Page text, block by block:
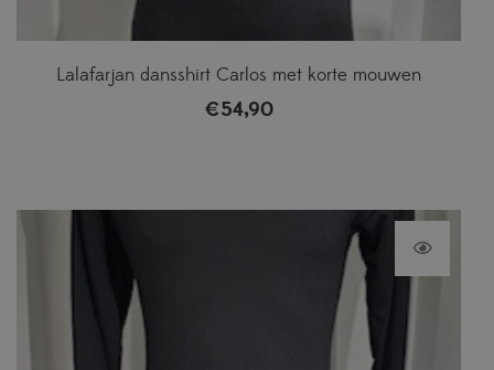
Lalafarjan dansshirt Carlos met korte mouwen
€54,90